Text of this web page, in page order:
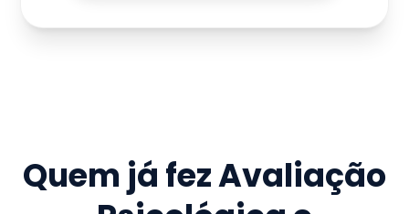
Quem já fezAvaliação